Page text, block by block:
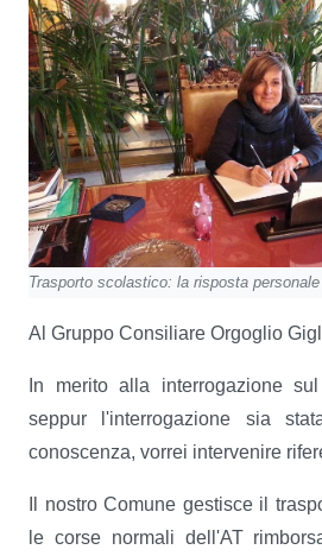
Trasporto scolastico: la risposta
Al Gruppo Consiliare Orgoglio
In merito alla interrogazione
seppur l'interrogazione sia
conoscenza, vorrei intervenire
Il nostro Comune gestisce il
le corse normali dell'AT